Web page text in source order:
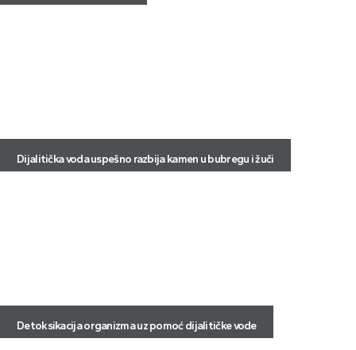
Dijalitička voda uspešno razbija kamen u bubregu i žuči
Detoksikacija organizma uz pomoć dijalitičke vode